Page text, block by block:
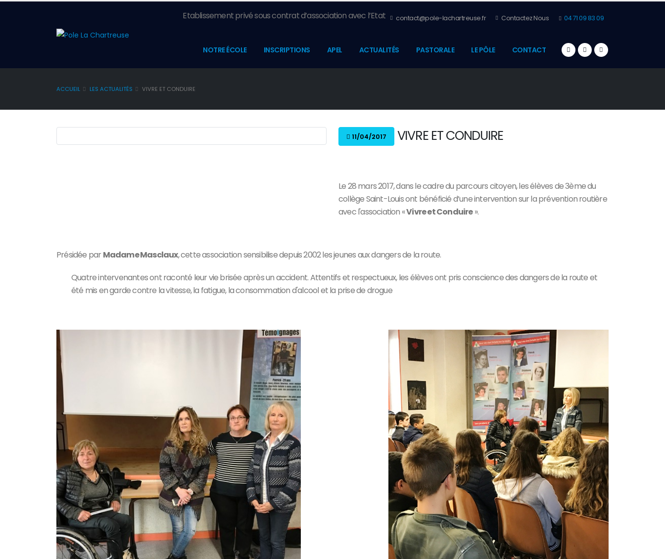
Etablissement privé sous contrat d’association avec l’Etat contact@pole-lachartreuse.fr Contactez Nous 04 71 09 83 09
NOTRE ÉCOLE INSCRIPTIONS APEL ACTUALITÉS PASTORALE LE PÔLE CONTACT
ACCUEIL LES ACTUALITÉS VIVRE ET CONDUIRE
11/04/2017 VIVRE ET CONDUIRE
Le 28 mars 2017, dans le cadre du parcours citoyen, les élèves de 3ème du
collège Saint-Louis ont bénéficié d’une intervention sur la prévention routière
avec l'association «Vivre et Conduire».
Présidée par Madame Masclaux, cette association sensibilise depuis 2002 les jeunes aux dangers de la route.
Quatre intervenantes ont raconté leur vie brisée après un accident. Attentifs et respectueux, les élèves ont pris conscience des dangers de la route et
été mis en garde contre la vitesse, la fatigue, la consommation d'alcool et la prise de drogue